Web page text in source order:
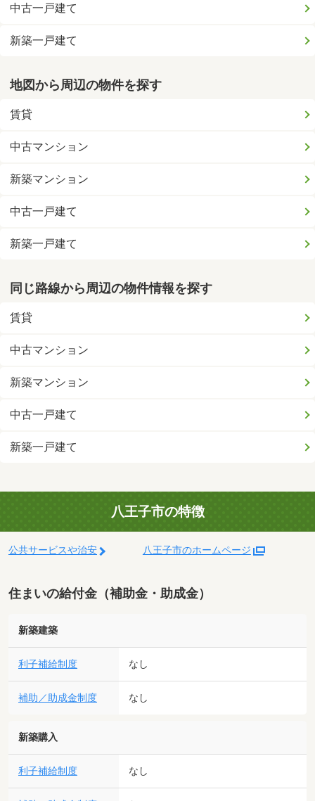
中古一戸建て
新築一戸建て
地図から周辺の物件を探す
賃貸
中古マンション
新築マンション
中古一戸建て
新築一戸建て
同じ路線から周辺の物件情報を探す
賃貸
中古マンション
新築マンション
中古一戸建て
新築一戸建て
八王子市の特徴
公共サービスや治安 八王子市のホームページ
住まいの給付金（補助金・助成金）
新築建築
利子補給制度 なし
補助／助成金制度 なし
新築購入
利子補給制度 なし